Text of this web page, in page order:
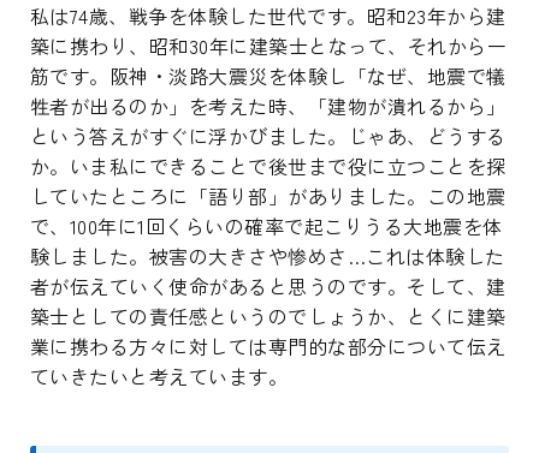
私は74歳、戦争を体験した世代です。昭和23年から建
築に携わり、昭和30年に建築士となって、それから一
筋です。阪神・淡路大震災を体験し「なぜ、地震で犠
牲者が出るのか」を考えた時、「建物が潰れるから」
という答えがすぐに浮かびました。じゃあ、どうする
か。いま私にできることで後世まで役に立つことを探
していたところに「語り部」がありました。この地震
で、100年に1回くらいの確率で起こりうる大地震を体
験しました。被害の大きさや惨めさ…これは体験した
者が伝えていく使命があると思うのです。そして、建
築士としての責任感というのでしょうか、とくに建築
業に携わる方々に対しては専門的な部分について伝え
ていきたいと考えています。